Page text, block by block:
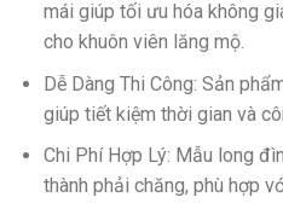
mái giúp tối ưu hóa không
cho khuôn viên lăng mộ.
Dễ Dàng Thi Công: Sản
giúp tiết kiệm thời gian và
Chi Phí Hợp Lý: Mẫu long
thành phải chăng, phù hợp